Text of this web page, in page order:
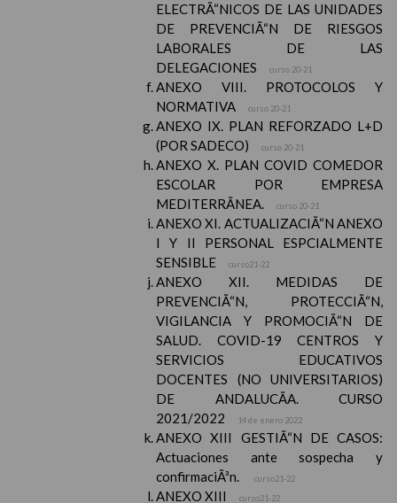
ELECTRÃ“NICOS DE LAS UNIDADES
DE PREVENCIÃ“N DE RIESGOS
LABORALES DE LAS
DELEGACIONES
curso 20-21
ANEXO VIII. PROTOCOLOS Y
NORMATIVA
curso 20-21
ANEXO IX. PLAN REFORZADO L+D
(POR SADECO)
curso 20-21
ANEXO X. PLAN COVID COMEDOR
ESCOLAR POR EMPRESA
MEDITERRÃNEA.
curso 20-21
ANEXO XI. ACTUALIZACIÃ“N ANEXO
I Y II PERSONAL ESPCIALMENTE
SENSIBLE
curso21-22
ANEXO XII. MEDIDAS DE
PREVENCIÃ“N, PROTECCIÃ“N,
VIGILANCIA Y PROMOCIÃ“N DE
SALUD. COVID-19 CENTROS Y
SERVICIOS EDUCATIVOS
DOCENTES (NO UNIVERSITARIOS)
DE ANDALUCÃA. CURSO
2021/2022
14 de enero 2022
ANEXO XIII GESTIÃ“N DE CASOS:
Actuaciones ante sospecha y
confirmaciÃ³n.
curso21-22
ANEXO XIII curso21-22